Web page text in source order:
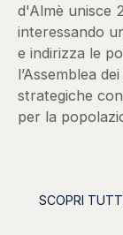
d'Almè unisce
interessando
e indirizza le
l’Assemblea
strategiche
per la
SCOPRI